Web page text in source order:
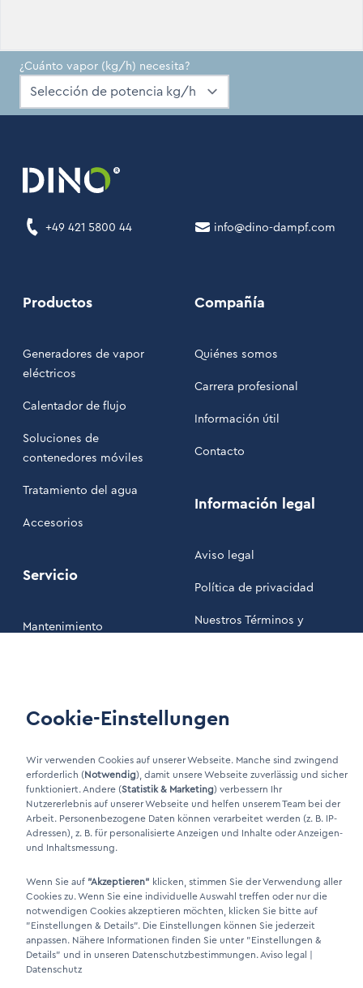
¿Cuánto vapor (kg/h) necesita?
+49 421 5800 44 info@dino-dampf.com
Productos
Generadores de vapor
eléctricos
Calentador de flujo
Soluciones de
contenedores móviles
Tratamiento del agua
Accesorios
Servicio
Mantenimiento
Compañía
Quiénes somos
Carrera profesional
Información útil
Contacto
Información legal
Aviso legal
Política de privacidad
Nuestros Términos y
LinkIn Link
DINO Dampferzeuger GmbH - Generadores de vapor eléctricos
"Made in Germany" 2026
Cookie-Einstellungen
Wir verwenden Cookies auf unserer Webseite. Manche sind zwingend
erforderlich (Notwendig), damit unsere Webseite zuverlässig und sicher
funktioniert. Andere (Statistik & Marketing) verbessern Ihr
Nutzererlebnis auf unserer Webseite und helfen unserem Team bei der
Arbeit. Personenbezogene Daten können verarbeitet werden (z. B. IP-
Adressen), z. B. für personalisierte Anzeigen und Inhalte oder Anzeigen-
und Inhaltsmessung.
Wenn Sie auf "Akzeptieren" klicken, stimmen Sie der Verwendung aller
Cookies zu. Wenn Sie eine individuelle Auswahl treffen oder nur die
notwendigen Cookies akzeptieren möchten, klicken Sie bitte auf
"Einstellungen & Details". Die Einstellungen können Sie jederzeit
anpassen. Nähere Informationen finden Sie unter "Einstellungen &
Details" und in unseren Datenschutzbestimmungen.Aviso legal |
Datenschutz